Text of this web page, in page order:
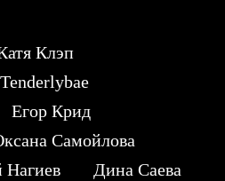
Клэп
Tenderlybae
Егор Крид
Самойлова
Дина Саева